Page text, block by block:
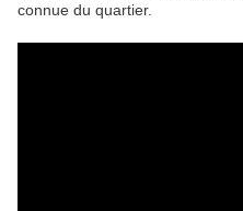
connue du quartier.